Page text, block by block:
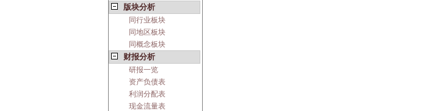
版块分析
同行业板块
同地区板块
同概念板块
财报分析
研报一览
资产负债表
利润分配表
现金流量表